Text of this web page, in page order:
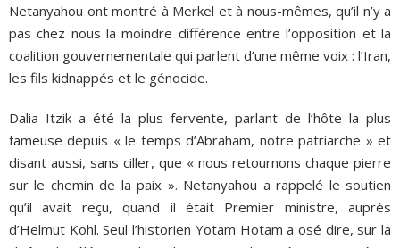
Netanyahou ont montré à Merkel et à nous-mêmes, qu’il n’y a
pas chez nous la moindre différence entre l’opposition et la
coalition gouvernementale qui parlent d’une même voix : l’Iran,
les fils kidnappés et le génocide.
Dalia Itzik a été la plus fervente, parlant de l’hôte la plus
fameuse depuis « le temps d’Abraham, notre patriarche » et
disant aussi, sans ciller, que « nous retournons chaque pierre
sur le chemin de la paix ». Netanyahou a rappelé le soutien
qu’il avait reçu, quand il était Premier ministre, auprès
d’Helmut Kohl. Seul l’historien Yotam Hotam a osé dire, sur la